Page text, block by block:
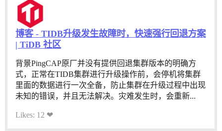
博客 - TIDB升级发生故障时，快速强行回退方案
| TiDB 社区
背景PingCAP原厂并没有提供回退集群版本的明确方
式，正常在TIDB集群进行升级操作前，会停机将集群
里面的数据进行一次全备，防止集群在升级过程中出现
未知的错误，并且无法解决。灾难发生时，会重新...
Likes: 12 ❤